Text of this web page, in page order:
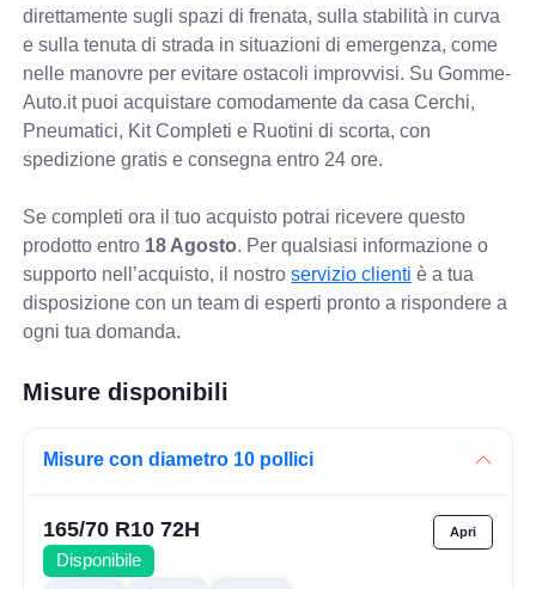
direttamente sugli spazi di frenata, sulla stabilità in curva
e sulla tenuta di strada in situazioni di emergenza, come
nelle manovre per evitare ostacoli improvvisi. Su Gomme-
Auto.it puoi acquistare comodamente da casa Cerchi,
Pneumatici, Kit Completi e Ruotini di scorta, con
spedizione gratis e consegna entro 24 ore.
Se completi ora il tuo acquisto potrai ricevere questo
prodotto entro 18 Agosto. Per qualsiasi informazione o
supporto nell’acquisto, il nostroservizio clienti è a tua
disposizione con un team di esperti pronto a rispondere a
ogni tua domanda.
Misure disponibili
Misure con diametro 10 pollici
165/70 R10 72H
Disponibile